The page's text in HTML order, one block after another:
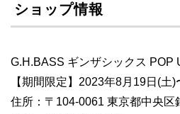
ショップ情報
G.H.BASS ギンザシックス POP
【期間限定】2023年8月19日(土
住所：〒104-0061 東京都中央